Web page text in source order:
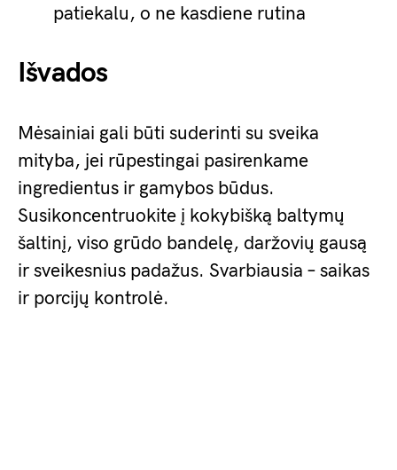
patiekalu, o ne kasdiene rutina
Išvados
Mėsainiai gali būti suderinti su sveika
mityba, jei rūpestingai pasirenkame
ingredientus ir gamybos būdus.
Susikoncentruokite į kokybišką baltymų
šaltinį, viso grūdo bandelę, daržovių gausą
ir sveikesnius padažus. Svarbiausia – saikas
ir porcijų kontrolė.